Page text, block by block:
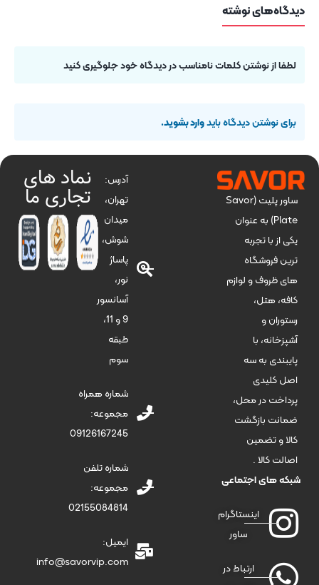
دیدگاه‌های نوشته
لطفا از نوشتن کلمات نامناسب در دیدگاه خود جلوگیری کنید
برای نوشتن دیدگاه بایدوارد بشوید.
ساور پلیت (Savor
Plate) به عنوان
یکی از با تجربه
ترین فروشگاه
های ظروف و لوازم
کافه، هتل،
رستوران و
آشپزخانه، با
پایبندی به سه
اصل کلیدی
پرداخت در محل،
ضمانت بازگشت
کالا و تضمین
اصالت کالا .
شبکه های اجتماعی
اینستاگرام
ساور
ارتباط در
آدرس:
تهران،
میدان
شوش،
پاساژ
نور،
آسانسور
9 و 11،
طبقه
سوم
شماره همراه
مجموعه:
09126167245
شماره تلفن
مجموعه:
02155084814
ایمیل:
info@savorvip.com
نماد های
تجاری ما